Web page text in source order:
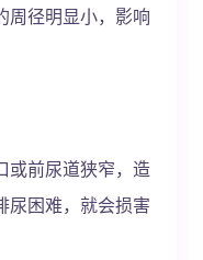
周径明显小，影响
或前尿道狭窄，造
尿困难，就会损害